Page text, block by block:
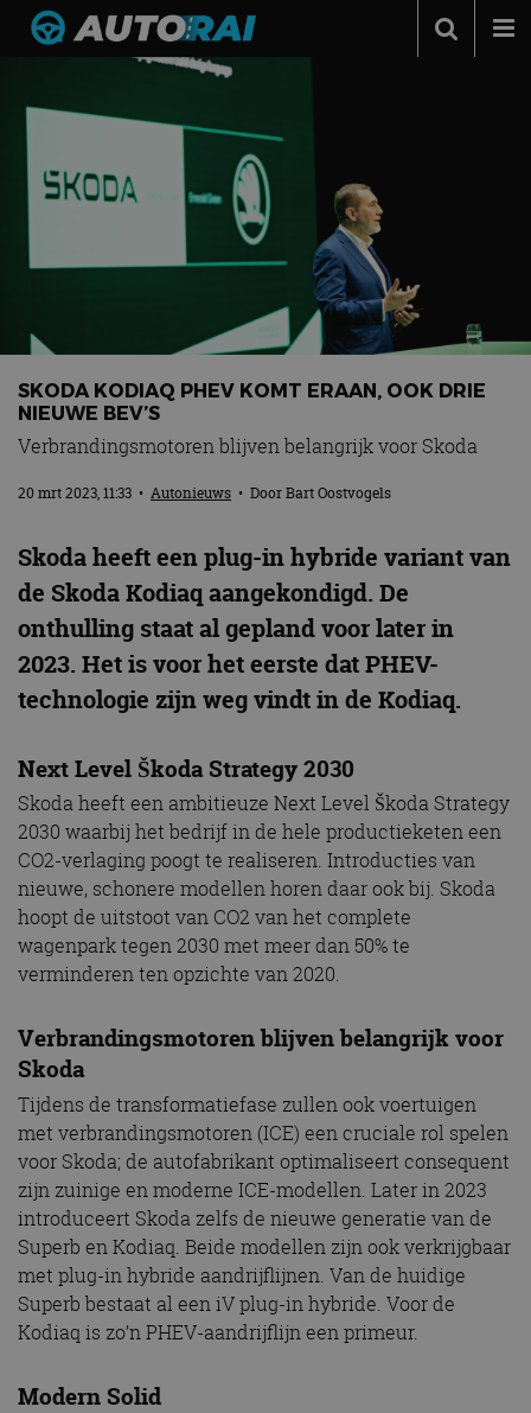
Podcast
Autotests
Adverteren
MotorRAI.nl
SKODA KODIAQ PHEV KOMT ERAAN, OOK DRIE
NIEUWE BEV’S
Verbrandingsmotoren blijven belangrijk voor Skoda
20 mrt 2023, 11:33 • Autonieuws • DoorBart Oostvogels
Skoda heeft een plug-in hybride variant van
de Skoda Kodiaq aangekondigd. De
onthulling staat al gepland voor later in
2023. Het is voor het eerste dat PHEV-
technologie zijn weg vindt in de Kodiaq.
Next Level Škoda Strategy 2030
Skoda heeft een ambitieuze Next Level Škoda Strategy
2030 waarbij het bedrijf in de hele productieketen een
CO2-verlaging poogt te realiseren. Introducties van
nieuwe, schonere modellen horen daar ook bij. Skoda
hoopt de uitstoot van CO2 van het complete
wagenpark tegen 2030 met meer dan 50% te
verminderen ten opzichte van 2020.
Verbrandingsmotoren blijven belangrijk voor
Skoda
Tijdens de transformatiefase zullen ook voertuigen
met verbrandingsmotoren (ICE) een cruciale rol spelen
voor Skoda; de autofabrikant optimaliseert consequent
zijn zuinige en moderne ICE-modellen. Later in 2023
introduceert Skoda zelfs de nieuwe generatie van de
Superb en Kodiaq. Beide modellen zijn ook verkrijgbaar
met plug-in hybride aandrijflijnen. Van de huidige
Superb bestaat al een iV plug-in hybride. Voor de
Kodiaq is zo’n PHEV-aandrijflijn een primeur.
Modern Solid